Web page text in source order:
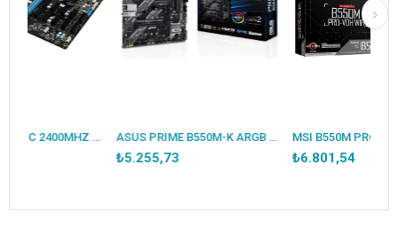
ESONIC B250-BTC 2400MHZ DDR4 VGA 12X PCI-E 1151P 6.NESİL CPU DESTEKLER (BULK - KUTUSUZ ) ASUS PRIME B550M-K ARGB DDR4 5100MHZ 1XHDMI 1XDP 2XM.2 USB 3.2 MATX AM4 (AMD AM4 5000/4000G/3000 SERİLERİ İLE UYUMLU)
₺5.255,73 ₺6.801,54